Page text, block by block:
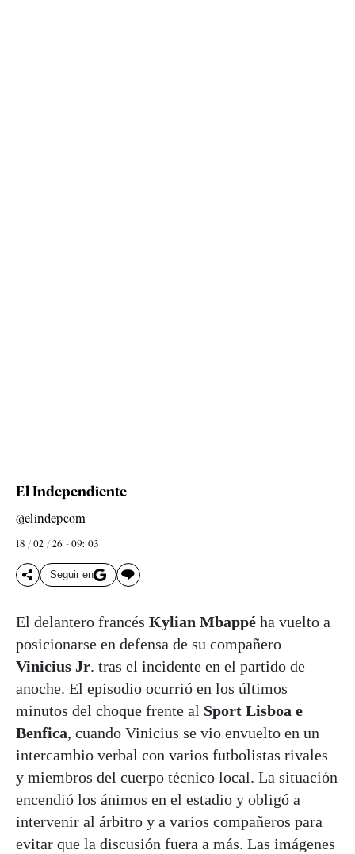
El Independiente
@elindepcom
18 / 02 / 26 - 09: 03
Seguir en
El delantero francés Kylian Mbappé ha vuelto a
posicionarse en defensa de su compañero
Vinicius Jr. tras el incidente en el partido de
anoche. El episodio ocurrió en los últimos
minutos del choque frente al Sport Lisboa e
Benfica, cuando Vinicius se vio envuelto en un
intercambio verbal con varios futbolistas rivales
y miembros del cuerpo técnico local. La situación
encendió los ánimos en el estadio y obligó a
intervenir al árbitro y a varios compañeros para
evitar que la discusión fuera a más. Las imágenes